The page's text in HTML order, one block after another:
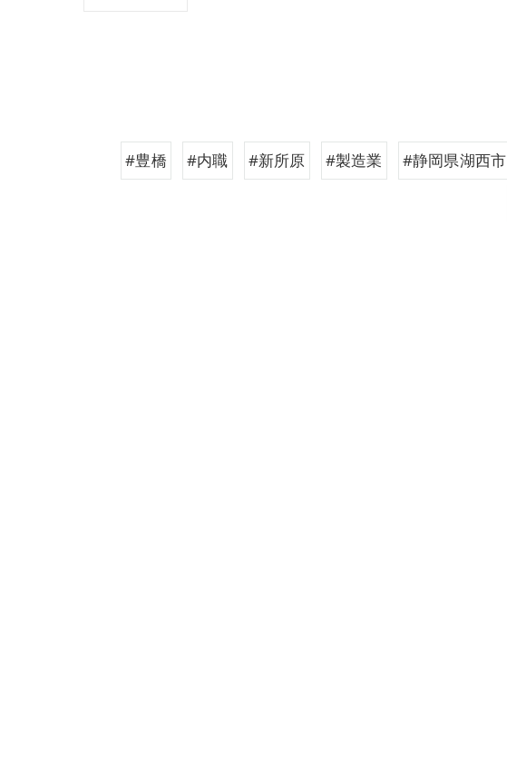
#豊橋 #内職 #新所原 #製造業 #静岡県湖西市